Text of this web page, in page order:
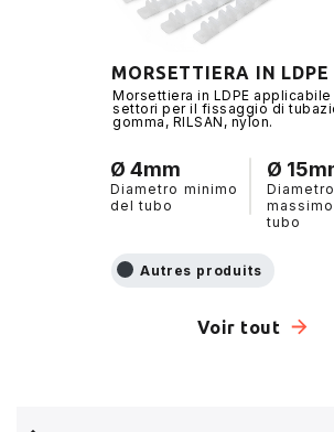
MORSETTIERA IN LDPE
Morsettiera in LDPE applicabile
settori per il fissaggio di
gomma, RILSAN, nylon.
Ø 4mm
Diametro minimo
del tubo
Ø
Diametro
tubo
Autres produits
Voir tout